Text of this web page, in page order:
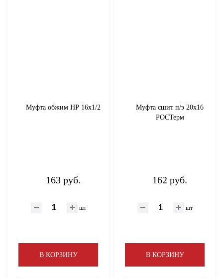
Муфта обжим НР 16х1/2
163 руб.
шт
В КОРЗИНУ
Муфта сшит п/э 20x16
РОСТерм
162 руб.
шт
В КОРЗИНУ